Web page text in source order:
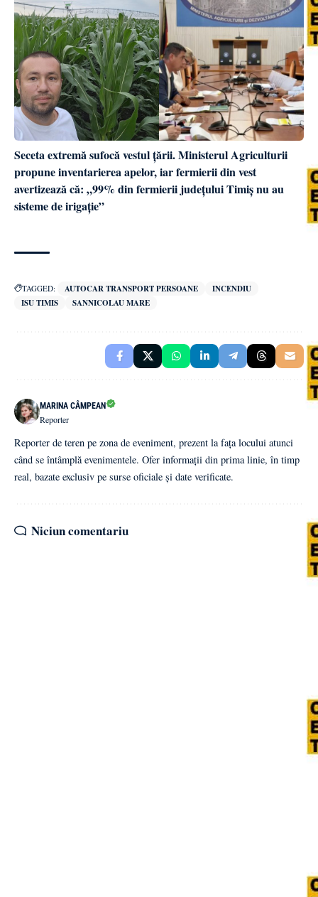
Seceta extremă sufocă vestul țării. Ministerul Agriculturii
propune inventarierea apelor, iar fermierii din vest
avertizează că: „99% din fermierii județului Timiș nu au
sisteme de irigație”
TAGGED: AUTOCAR TRANSPORT PERSOANE
INCENDIU
ISU TIMIS
SANNICOLAU MARE
MARINA CÂMPEAN
Reporter
Reporter de teren pe zona de eveniment, prezent la fața locului atunci
când se întâmplă evenimentele. Ofer informații din prima linie, în timp
real, bazate exclusiv pe surse oficiale și date verificate.
Niciun comentariu